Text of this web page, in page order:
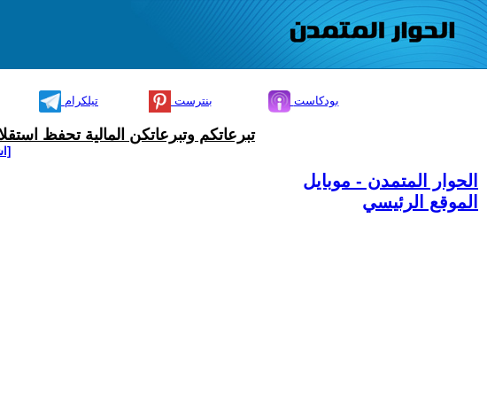
تيلكرام بنترست بودكاست
تبرعاتكم وتبرعاتكن المالية تحفظ
الحوار المتمدن - موبايل
الموقع الرئيسي